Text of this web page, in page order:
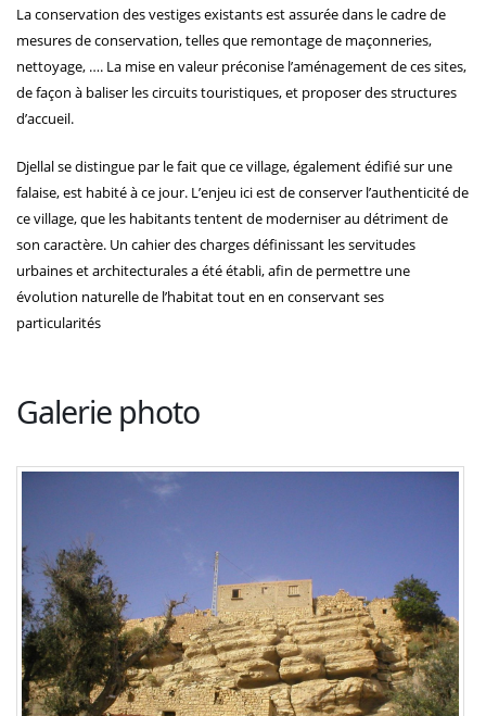
La conservation des vestiges existants est assurée dans le cadre de
mesures de conservation, telles que remontage de maçonneries,
nettoyage, …. La mise en valeur préconise l’aménagement de ces sites,
de façon à baliser les circuits touristiques, et proposer des structures
d’accueil.
Djellal se distingue par le fait que ce village, également édifié sur une
falaise, est habité à ce jour. L’enjeu ici est de conserver l’authenticité de
ce village, que les habitants tentent de moderniser au détriment de
son caractère. Un cahier des charges définissant les servitudes
urbaines et architecturales a été établi, afin de permettre une
évolution naturelle de l’habitat tout en en conservant ses
particularités
Galerie photo